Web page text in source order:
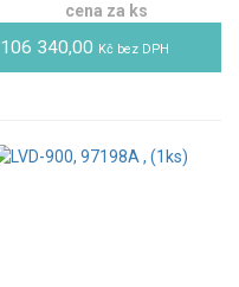
cena za ks
106 340,00 Kč bez DPH